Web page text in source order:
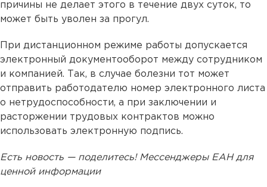
причины не делает этого в течение двух суток, то
может быть уволен за прогул.
При дистанционном режиме работы допускается
электронный документооборот между сотрудником
и компанией. Так, в случае болезни тот может
отправить работодателю номер электронного листа
о нетрудоспособности, а при заключении и
расторжении трудовых контрактов можно
использовать электронную подпись.
Есть новость — поделитесь! Мессенджеры ЕАН для
ценной информации